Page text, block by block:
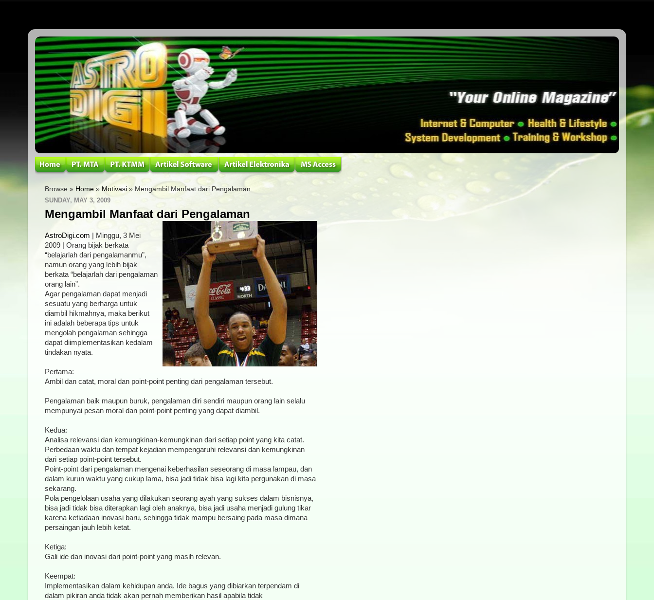
Browse » Home » Motivasi » Mengambil Manfaat dari Pengalaman
SUNDAY, MAY 3, 2009
Mengambil Manfaat dari Pengalaman
AstroDigi.com | Minggu, 3 Mei
2009 | Orang bijak berkata
“belajarlah dari pengalamanmu”,
namun orang yang lebih bijak
berkata “belajarlah dari pengalaman
orang lain”.
Agar pengalaman dapat menjadi
sesuatu yang berharga untuk
diambil hikmahnya, maka berikut
ini adalah beberapa tips untuk
mengolah pengalaman sehingga
dapat diimplementasikan kedalam
tindakan nyata.
Pertama:
Ambil dan catat, moral dan point-point penting dari pengalaman tersebut.
Pengalaman baik maupun buruk, pengalaman diri sendiri maupun orang lain selalu
mempunyai pesan moral dan point-point penting yang dapat diambil.
Kedua:
Analisa relevansi dan kemungkinan-kemungkinan dari setiap point yang kita catat.
Perbedaan waktu dan tempat kejadian mempengaruhi relevansi dan kemungkinan
dari setiap point-point tersebut.
Point-point dari pengalaman mengenai keberhasilan seseorang di masa lampau, dan
dalam kurun waktu yang cukup lama, bisa jadi tidak bisa lagi kita pergunakan di masa
sekarang.
Pola pengelolaan usaha yang dilakukan seorang ayah yang sukses dalam bisnisnya,
bisa jadi tidak bisa diterapkan lagi oleh anaknya, bisa jadi usaha menjadi gulung tikar
karena ketiadaan inovasi baru, sehingga tidak mampu bersaing pada masa dimana
persaingan jauh lebih ketat.
Ketiga:
Gali ide dan inovasi dari point-point yang masih relevan.
Keempat:
Implementasikan dalam kehidupan anda. Ide bagus yang dibiarkan terpendam di
dalam pikiran anda tidak akan pernah memberikan hasil apabila tidak